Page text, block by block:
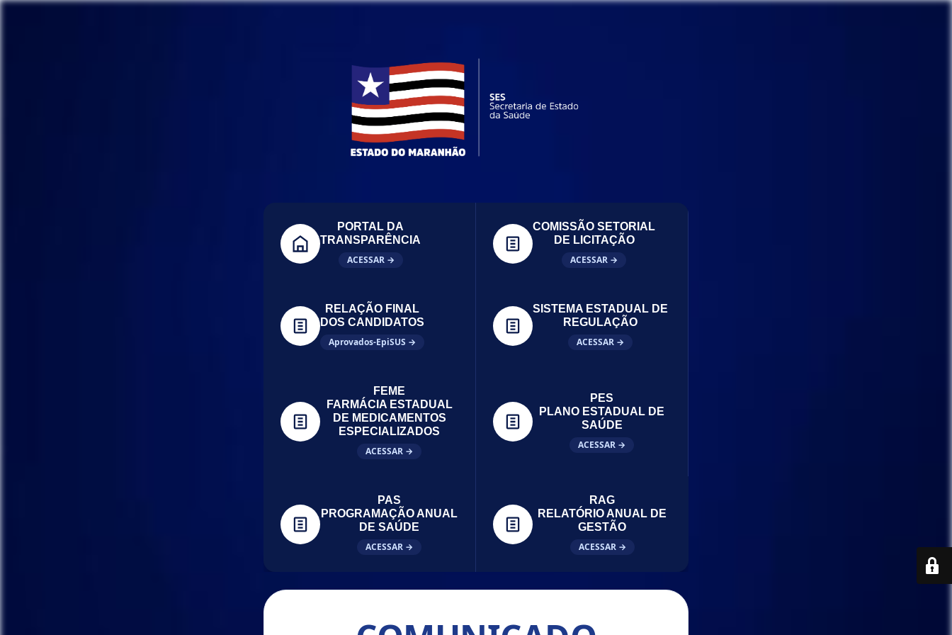
PORTAL DA
TRANSPARÊNCIA
ACESSAR →
COMISSÃO SETORIAL
DE LICITAÇÃO
ACESSAR →
RELAÇÃO FINAL
DOS CANDIDATOS
Aprovados-EpiSUS →
SISTEMA ESTADUAL DE
REGULAÇÃO
ACESSAR →
FEME
FARMÁCIA ESTADUAL
DE MEDICAMENTOS
ESPECIALIZADOS
ACESSAR →
PES
PLANO ESTADUAL DE
SAÚDE
ACESSAR →
PAS
PROGRAMAÇÃO ANUAL
DE SAÚDE
ACESSAR →
RAG
RELATÓRIO ANUAL DE
GESTÃO
ACESSAR →